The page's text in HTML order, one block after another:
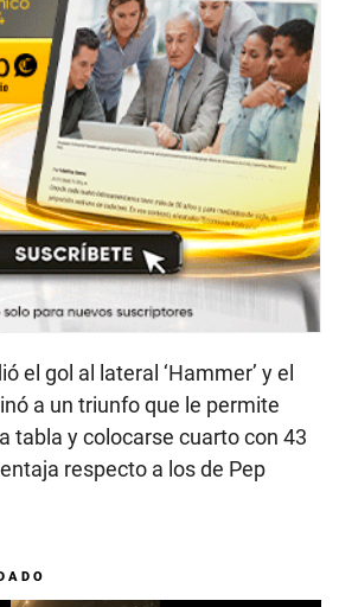
el gol al lateral ‘Hammer’ y el
a un triunfo que le permite
tabla y colocarse cuarto con 43
respecto a los de Pep